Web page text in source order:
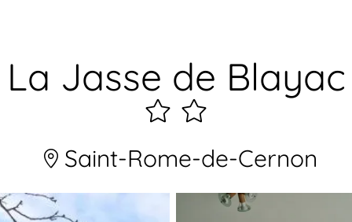
La Jasse de Blayac
2
étoiles
Saint-Rome-de-Cernon